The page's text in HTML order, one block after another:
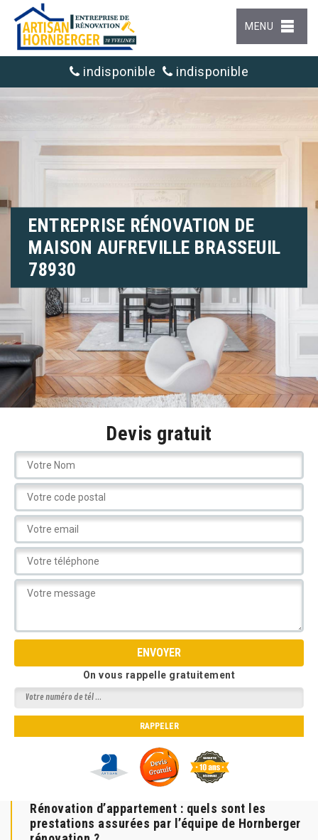
MENU
indisponible indisponible
ENTREPRISE RÉNOVATION DE
MAISON AUFREVILLE BRASSEUIL
78930
Devis gratuit
On vous rappelle gratuitement
Rénovation d’appartement : quels sont les
prestations assurées par l’équipe de Hornberger